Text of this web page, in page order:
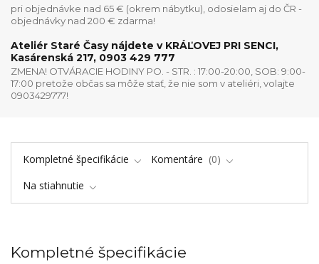
pri objednávke nad 65 € (okrem nábytku), odosielam aj do ČR -
objednávky nad 200 € zdarma!
Ateliér Staré Časy nájdete v KRÁĽOVEJ PRI SENCI,
Kasárenská 217, 0903 429 777
ZMENA! OTVÁRACIE HODINY PO. - STR. : 17:00-20:00, SOB: 9:00-
17:00 pretože občas sa môže stať, že nie som v ateliéri, volajte
0903429777!
Kompletné špecifikácie Komentáre
0
Na stiahnutie
Kompletné špecifikácie